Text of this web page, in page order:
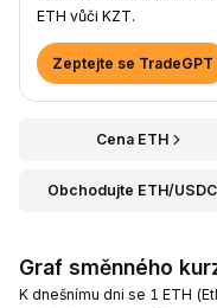
ETH vůči KZT.
Zeptejte se TradeGPT
Cena ETH
Obchodujte ETH/USDC
Graf směnného
K dnešnímu dni se 1 ETH